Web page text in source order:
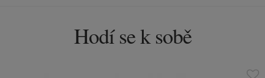
Hodí se k sobě